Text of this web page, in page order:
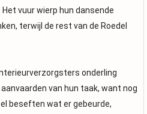
vuur wierp hun dansende
terwijl de rest van de Roedel
onderling
van hun taak, want nog
beseften wat er gebeurde,